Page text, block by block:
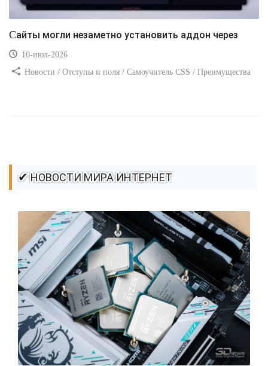
Сайты могли незаметно установить аддон через
10-июл-2026
Новости / Отступы и поля / Самоучитель CSS / Преимущества
✔ НОВОСТИ МИРА ИНТЕРНЕТ